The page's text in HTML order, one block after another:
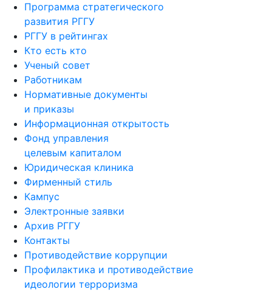
Программа стратегического
развития РГГУ
РГГУ в рейтингах
Кто есть кто
Ученый совет
Работникам
Нормативные документы
и приказы
Информационная открытость
Фонд управления
целевым капиталом
Юридическая клиника
Фирменный стиль
Кампус
Электронные заявки
Архив РГГУ
Контакты
Противодействие коррупции
Профилактика и противодействие
идеологии терроризма